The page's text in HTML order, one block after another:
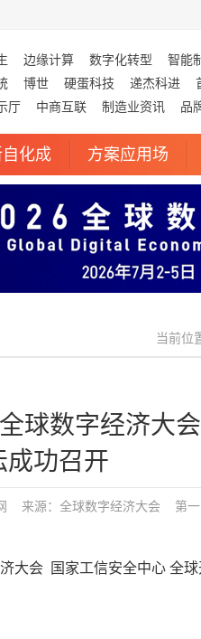
边缘计算 数字化转型 智能
博世 硬蛋科技 递杰科进
厅 中商互联 制造业资讯 品
化成 方案应用场
当前位
球数字经济大
成功召开
来源：全球数字经济大会 第一
大会 国家工信安全中心 全球